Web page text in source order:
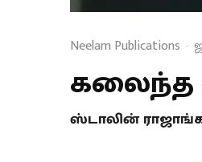
Neelam Publications ·
கலைந்த
ஸ்டாலின்